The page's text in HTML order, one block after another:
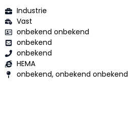
Industrie
Vast
onbekend onbekend
onbekend
onbekend
HEMA
onbekend, onbekend onbekend